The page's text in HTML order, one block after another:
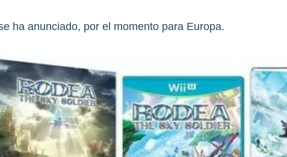
ha anunciado, por el momento para Europa.